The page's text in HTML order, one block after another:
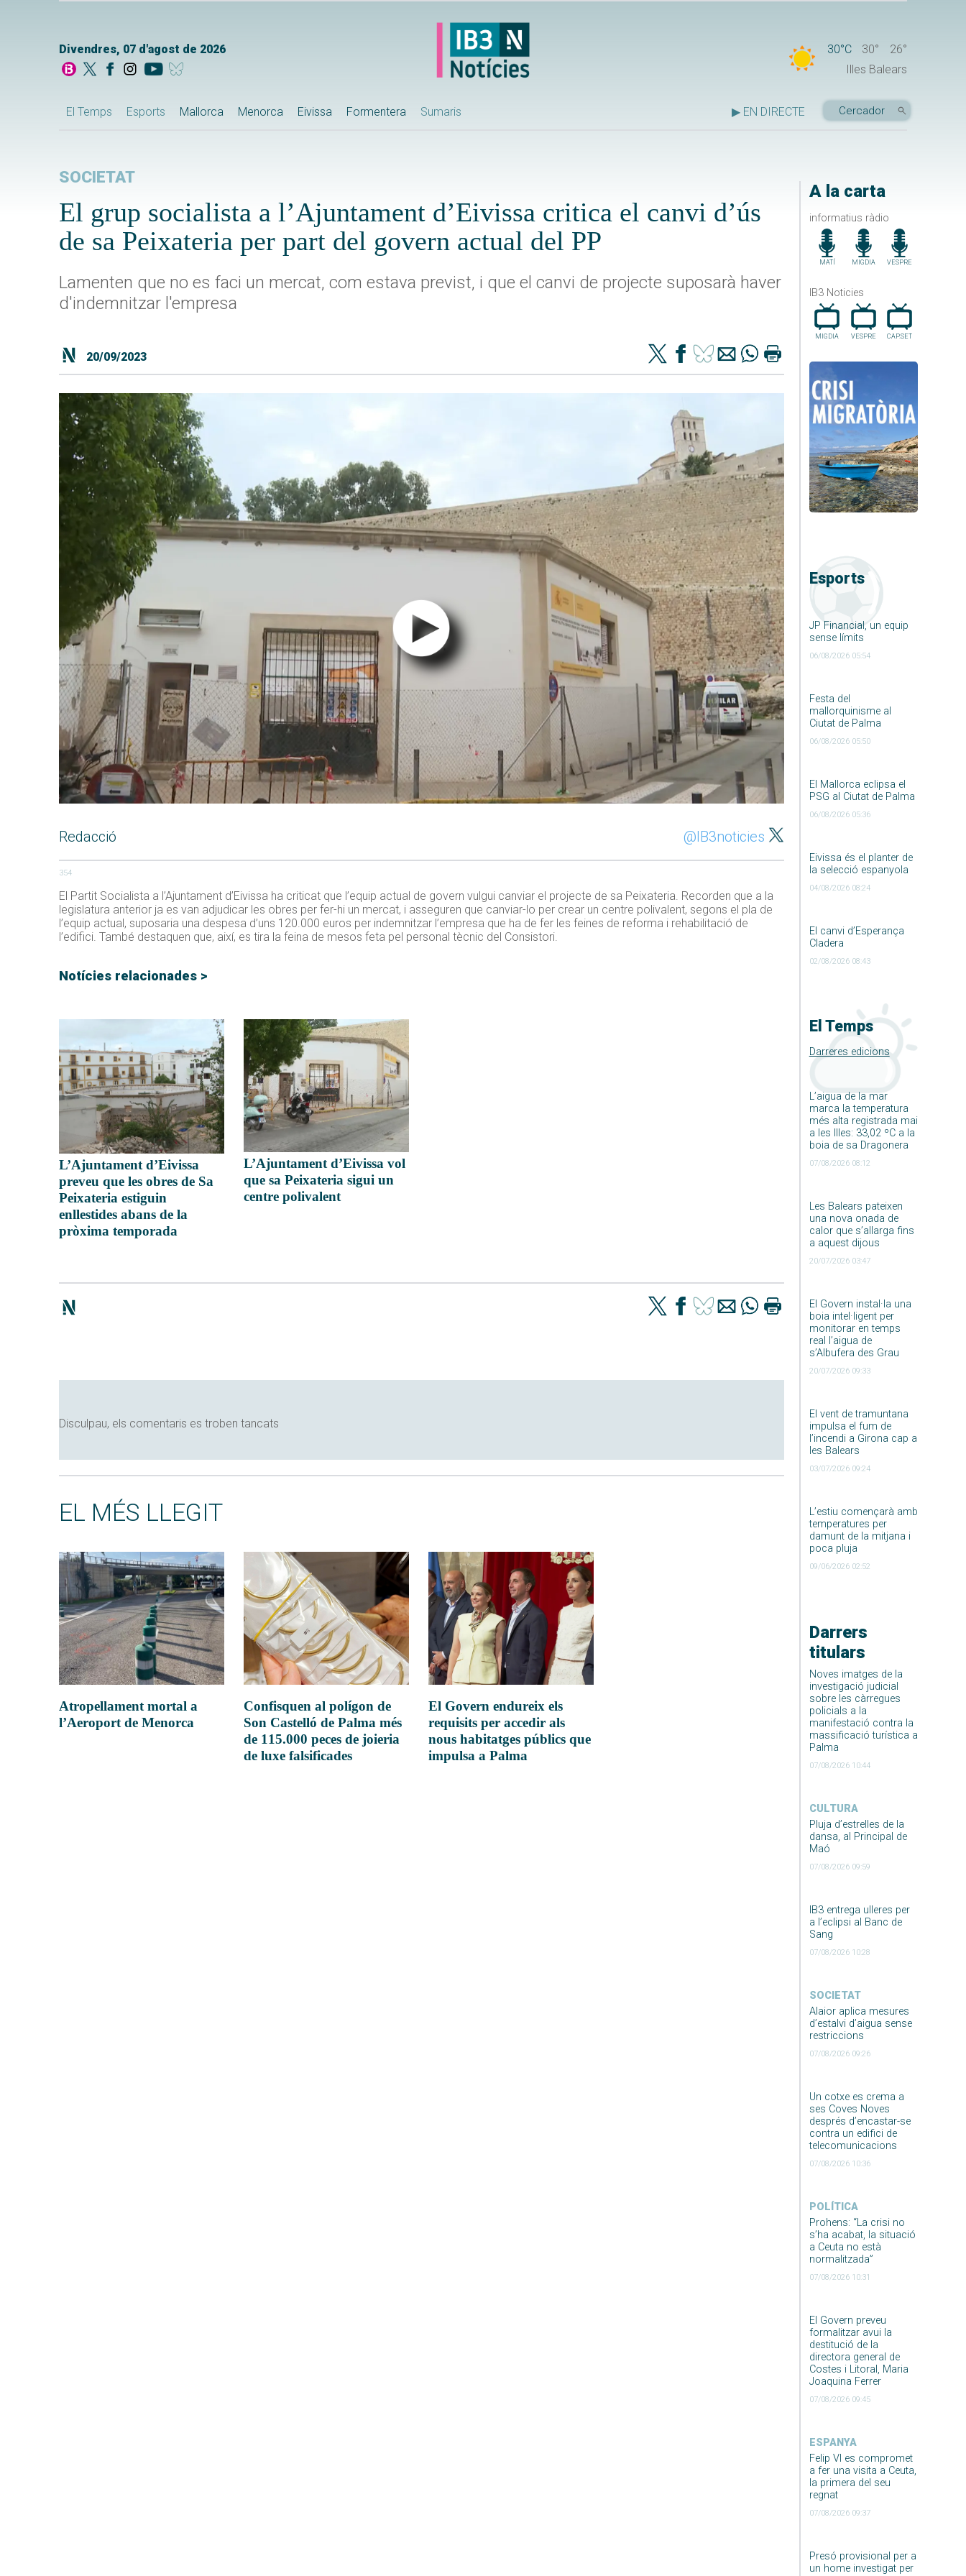
Divendres, 07 d'agost de 2026 30°C 30°
26°
Illes Balears
El Temps Esports Mallorca Menorca Eivissa Formentera Sumaris ▶ EN DIRECTE
A la carta
informatius ràdio
MATÍ MIGDIA VESPRE
IB3 Noticies
MIGDIA VESPRE CAP.SET
Esports
JP Financial, un equip
sense límits
06/08/2026 05:54
Festa del
mallorquinisme al
Ciutat de Palma
06/08/2026 05:50
El Mallorca eclipsa el
PSG al Ciutat de Palma
06/08/2026 05:36
Eivissa és el planter de
la selecció espanyola
04/08/2026 08:24
El canvi d’Esperança
Cladera
02/08/2026 08:43
El Temps
Darreres edicions
L’aigua de la mar
marca la temperatura
més alta registrada mai
a les Illes: 33,02 ºC a la
boia de sa Dragonera
07/08/2026 08:12
Les Balears pateixen
una nova onada de
calor que s’allarga fins
a aquest dijous
20/07/2026 03:47
El Govern instal·la una
boia intel·ligent per
monitorar en temps
real l’aigua de
s’Albufera des Grau
20/07/2026 09:33
El vent de tramuntana
impulsa el fum de
l’incendi a Girona cap a
les Balears
03/07/2026 09:24
L’estiu començarà amb
temperatures per
damunt de la mitjana i
poca pluja
09/06/2026 02:52
Darrers
titulars
Noves imatges de la
investigació judicial
sobre les càrregues
policials a la
manifestació contra la
massificació turística a
Palma
07/08/2026 10:44
CULTURA
Pluja d’estrelles de la
dansa, al Principal de
Maó
07/08/2026 09:59
IB3 entrega ulleres per
a l’eclipsi al Banc de
Sang
07/08/2026 10:28
SOCIETAT
Alaior aplica mesures
d’estalvi d’aigua sense
restriccions
07/08/2026 09:26
Un cotxe es crema a
ses Coves Noves
després d’encastar-se
contra un edifici de
telecomunicacions
07/08/2026 10:36
POLÍTICA
Prohens: “La crisi no
s’ha acabat, la situació
a Ceuta no està
normalitzada”
07/08/2026 10:31
El Govern preveu
formalitzar avui la
destitució de la
directora general de
Costes i Litoral, Maria
Joaquina Ferrer
07/08/2026 09:45
ESPANYA
Felip VI es compromet
a fer una visita a Ceuta,
la primera del seu
regnat
07/08/2026 09:37
Presó provisional per a
un home investigat per
SOCIETAT
El grup socialista a l’Ajuntament d’Eivissa critica el canvi d’ús
de sa Peixateria per part del govern actual del PP
Lamenten que no es faci un mercat, com estava previst, i que el canvi de projecte suposarà haver
d'indemnitzar l'empresa
20/09/2023
Redacció @IB3noticies
354
El Partit Socialista a l’Ajuntament d’Eivissa ha criticat que l’equip actual de govern vulgui canviar el projecte de sa Peixateria. Recorden que a la
legislatura anterior ja es van adjudicar les obres per fer-hi un mercat, i asseguren que canviar-lo per crear un centre polivalent, segons el pla de
l’equip actual, suposaria una despesa d’uns 120.000 euros per indemnitzar l’empresa que ha de fer les feines de reforma i rehabilitació de
l’edifici. També destaquen que, així, es tira la feina de mesos feta pel personal tècnic del Consistori.
Notícies relacionades >
L’Ajuntament d’Eivissa
preveu que les obres de Sa
Peixateria estiguin
enllestides abans de la
pròxima temporada
L’Ajuntament d’Eivissa vol
que sa Peixateria sigui un
centre polivalent
Disculpau, els comentaris es troben tancats
EL MÉS LLEGIT
Atropellament mortal a
l’Aeroport de Menorca
Confisquen al polígon de
Son Castelló de Palma més
de 115.000 peces de joieria
de luxe falsificades
El Govern endureix els
requisits per accedir als
nous habitatges públics que
impulsa a Palma